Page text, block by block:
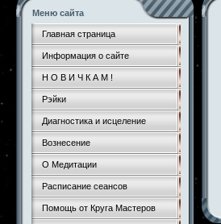
Меню сайта
Главная страница
Информация о сайте
Н О В И Ч К А М !
Рэйки
Диагностика и исцеление
Вознесение
О Медитации
Расписание сеансов
Помощь от Круга Мастеров